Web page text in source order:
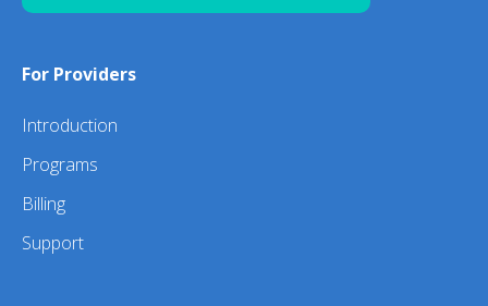
For Providers
Introduction
Programs
Billing
Support